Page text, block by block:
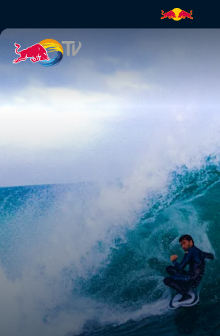
Bizkaia: O